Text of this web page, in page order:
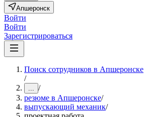
Апшеронск
Войти
Войти
Зарегистрироваться
Поиск сотрудников в Апшеронске
/
... /
резюме в Апшеронске/
выпускающий механик/